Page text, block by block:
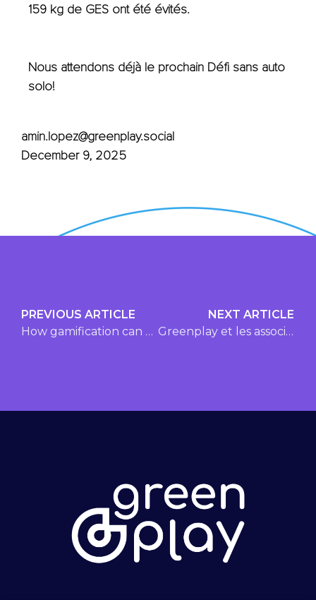
159 kg de GES ont été évités.
Nous attendons déjà le prochain Défi sans auto
solo!
amin.lopez@greenplay.social
December 9, 2025
PREVIOUS ARTICLE
How gamification can help your city achieve its sustainable mobility goals
NEXT ARTICLE
Greenplay et les associations touristiques régionales participent au Prix leader en mobilité